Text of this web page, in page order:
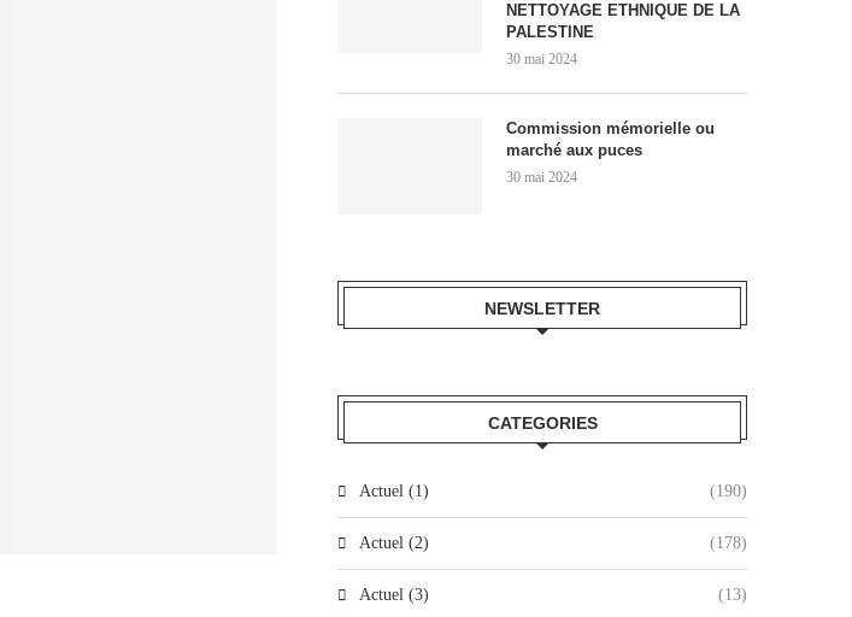
NETTOYAGE ETHNIQUE DE LA
PALESTINE
30 mai 2024
Commission mémorielle ou
marché aux puces
30 mai 2024
NEWSLETTER
CATEGORIES
Actuel (1) (190)
Actuel (2) (178)
Actuel (3) (13)